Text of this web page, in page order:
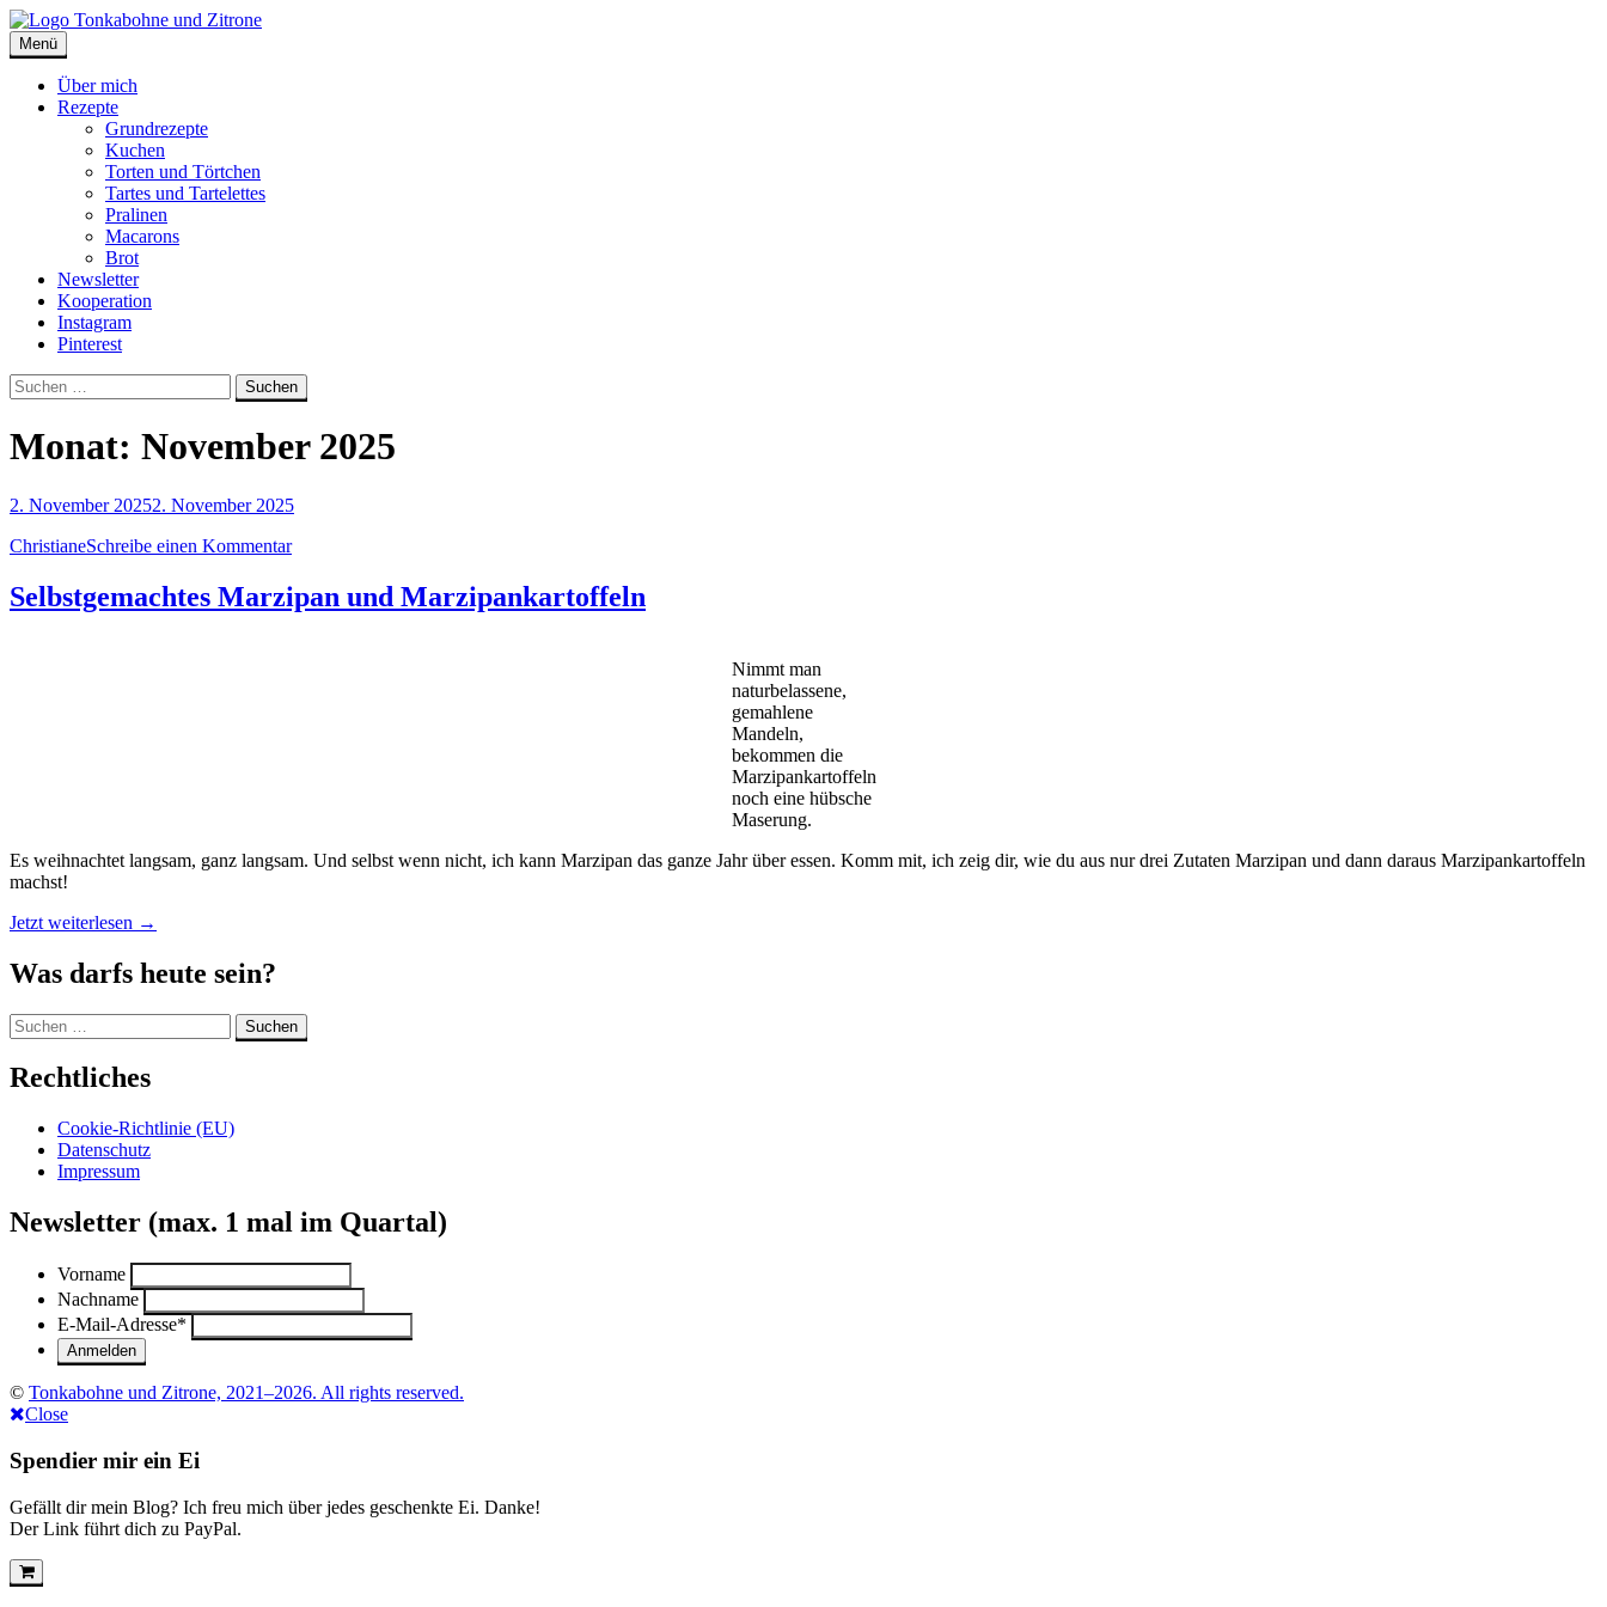
Skip
to
content
Tonkabohne und Zitrone | Backblog
Backblog
Menü
Über mich
Rezepte
Grundrezepte
Kuchen
Torten und Törtchen
Tartes und Tartelettes
Pralinen
Macarons
Brot
Newsletter
Kooperation
Instagram
Pinterest
Suche
Suchen
nach:
Monat: November 2025
2. November 20252. November 2025
ChristianeSchreibe einen Kommentar
Selbstgemachtes Marzipan und Marzipankartoffeln
Nimmt man
naturbelassene,
gemahlene
Mandeln,
bekommen die
Marzipankartoffeln
noch eine hübsche
Maserung.
Es weihnachtet langsam, ganz langsam. Und selbst wenn nicht, ich kann Marzipan das ganze Jahr über essen. Komm mit, ich zeig dir, wie du aus nur drei Zutaten Marzipan und dann daraus Marzipankartoffeln
machst!
Jetzt weiterlesen „Selbstgemachtes
und
Marzipankartoffeln“
→
Was darfs heute sein?
Suchen
nach:
Rechtliches
Cookie-Richtlinie (EU)
Datenschutz
Impressum
Newsletter (max. 1 mal im Quartal)
Vorname
Nachname
E-Mail-Adresse*
© Tonkabohne und Zitrone, 2021–2026. All rights reserved.
Close
Spendier mir ein Ei
Gefällt dir mein Blog? Ich freu mich über jedes geschenkte Ei. Danke!
Der Link führt dich zu PayPal.